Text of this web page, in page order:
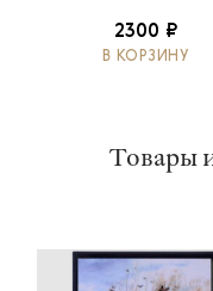
2300 ₽
В КОРЗИНУ
Товары